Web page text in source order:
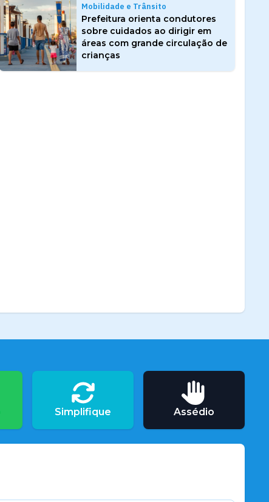
Mobilidade e Trânsito
Prefeitura orienta condutores
sobre cuidados ao dirigir em
áreas com grande circulação de
crianças
Simplifique Assédio